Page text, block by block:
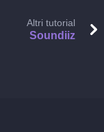
Altri tutorial
Soundiiz